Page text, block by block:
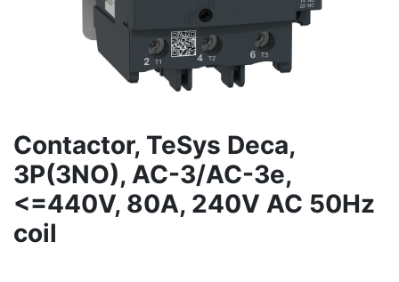
Contactor, TeSys Deca,
3P(3NO), AC-3/AC-3e,
<=440V, 80A, 240V AC 50Hz
coil